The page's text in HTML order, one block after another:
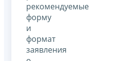
рекомендуемые
форму
и
формат
заявления